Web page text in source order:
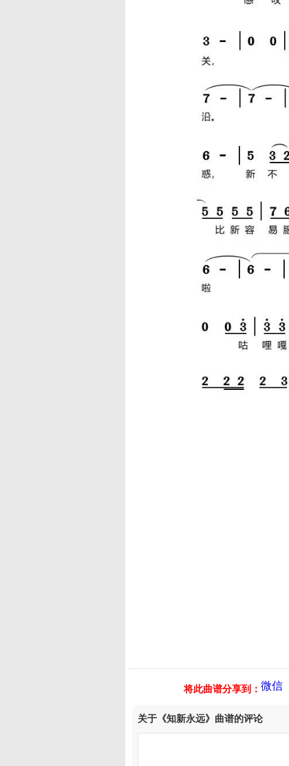
将此曲谱分享到： 微信
关于《知新永远》曲谱的评论